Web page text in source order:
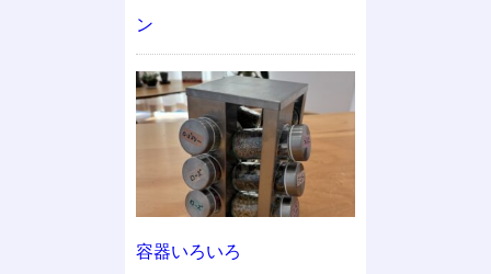
ン
容器いろいろ